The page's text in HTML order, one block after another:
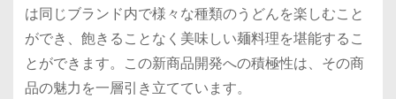
は同じブランド内で様々な種類のうどんを楽しむこと
ができ、飽きることなく美味しい麺料理を堪能するこ
とができます。この新商品開発への積極性は、その商
品の魅力を一層引き立てています。